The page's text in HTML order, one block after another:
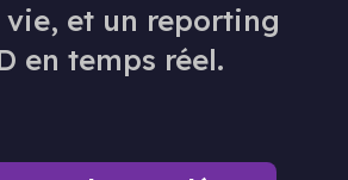
vie, et un reporting
en temps réel.